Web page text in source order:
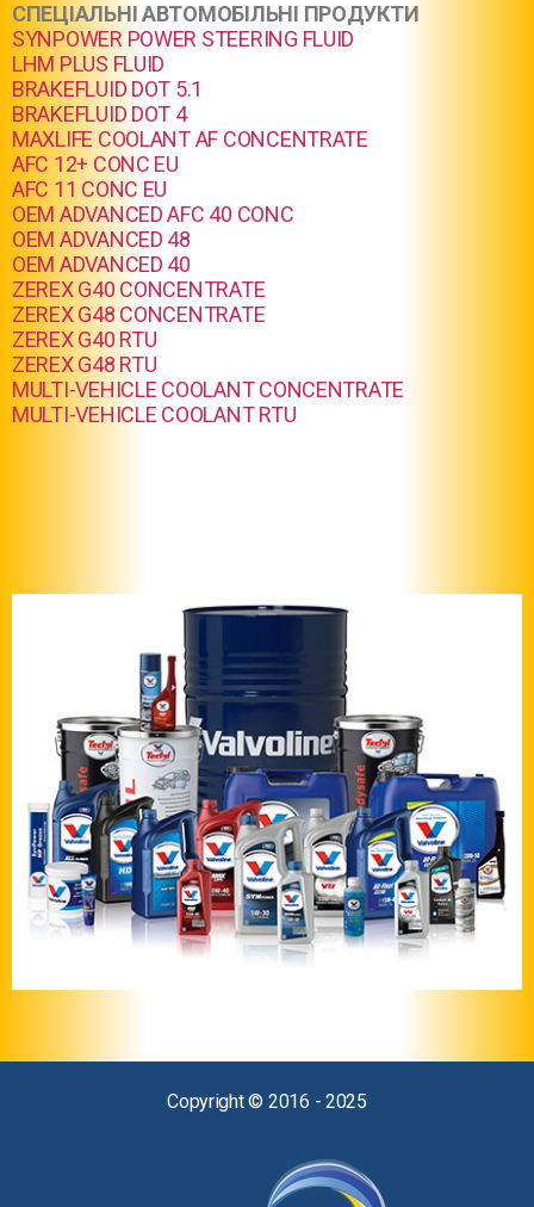
СПЕЦІАЛЬНІ АВТОМОБІЛЬНІ ПРОДУКТИ
SYNPOWER POWER STEERING FLUID
LHM PLUS FLUID
BRAKEFLUID DOT 5.1
BRAKEFLUID DOT 4
MAXLIFE COOLANT AF CONCENTRATE
AFC 12+ CONC EU
AFC 11 CONC EU
OEM ADVANCED AFC 40 CONC
OEM ADVANCED 48
OEM ADVANCED 40
ZEREX G40 CONCENTRATE
ZEREX G48 CONCENTRATE
ZEREX G40 RTU
ZEREX G48 RTU
MULTI-VEHICLE COOLANT CONCENTRATE
MULTI-VEHICLE COOLANT RTU
Copyright © 2016 - 2025